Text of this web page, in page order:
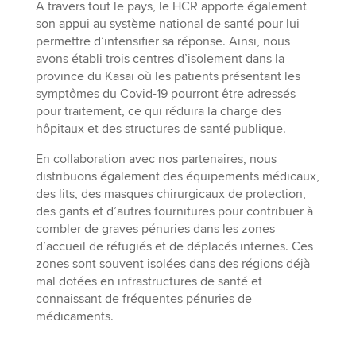
A travers tout le pays, le HCR apporte également
son appui au système national de santé pour lui
permettre d’intensifier sa réponse. Ainsi, nous
avons établi trois centres d’isolement dans la
province du Kasaï où les patients présentant les
symptômes du Covid-19 pourront être adressés
pour traitement, ce qui réduira la charge des
hôpitaux et des structures de santé publique.
En collaboration avec nos partenaires, nous
distribuons également des équipements médicaux,
des lits, des masques chirurgicaux de protection,
des gants et d’autres fournitures pour contribuer à
combler de graves pénuries dans les zones
d’accueil de réfugiés et de déplacés internes. Ces
zones sont souvent isolées dans des régions déjà
mal dotées en infrastructures de santé et
connaissant de fréquentes pénuries de
médicaments.